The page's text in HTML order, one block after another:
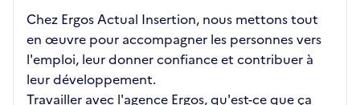
Chez Ergos Actual Insertion, nous mettons tout
en œuvre pour accompagner les personnes vers
l'emploi, leur donner confiance et contribuer à
leur développement.
Travailler avec l'agence Ergos, qu'est-ce que ça